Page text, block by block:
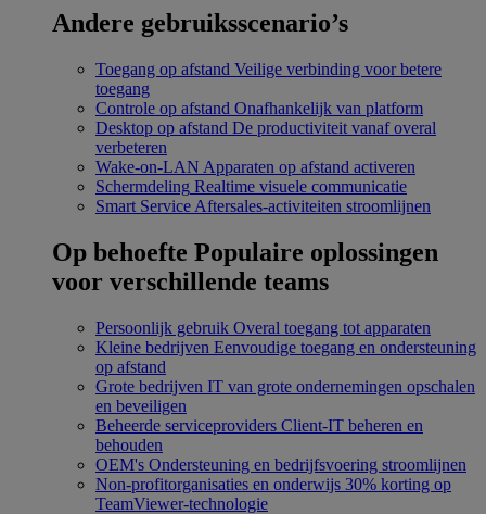
Andere gebruiksscenario’s
Toegang op afstand Veilige verbinding voor betere
toegang
Controle op afstand Onafhankelijk van platform
Desktop op afstand De productiviteit vanaf overal
verbeteren
Wake-on-LAN Apparaten op afstand activeren
Schermdeling Realtime visuele communicatie
Smart Service Aftersales-activiteiten stroomlijnen
Op behoefte Populaire oplossingen
voor verschillende teams
Persoonlijk gebruik Overal toegang tot apparaten
Kleine bedrijven Eenvoudige toegang en ondersteuning
op afstand
Grote bedrijven IT van grote ondernemingen opschalen
en beveiligen
Beheerde serviceproviders Client-IT beheren en
behouden
OEM's Ondersteuning en bedrijfsvoering stroomlijnen
Non-profitorganisaties en onderwijs 30% korting op
TeamViewer-technologie